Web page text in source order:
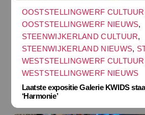
OOSTSTELLINGWERF CULTUUR
OOSTSTELLINGWERF NIEUWS,
STEENWIJKERLAND CULTUUR,
STEENWIJKERLAND NIEUWS,
WESTSTELLINGWERF CULTUUR
WESTSTELLINGWERF NIEUWS
Laatste expositie Galerie KWIDS
‘Harmonie’